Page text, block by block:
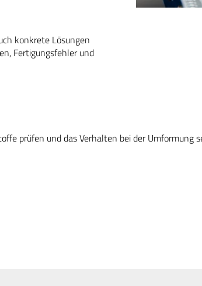
konkrete Lösungen
Fertigungsfehler und
prüfen und das Verhalten bei der Umformung